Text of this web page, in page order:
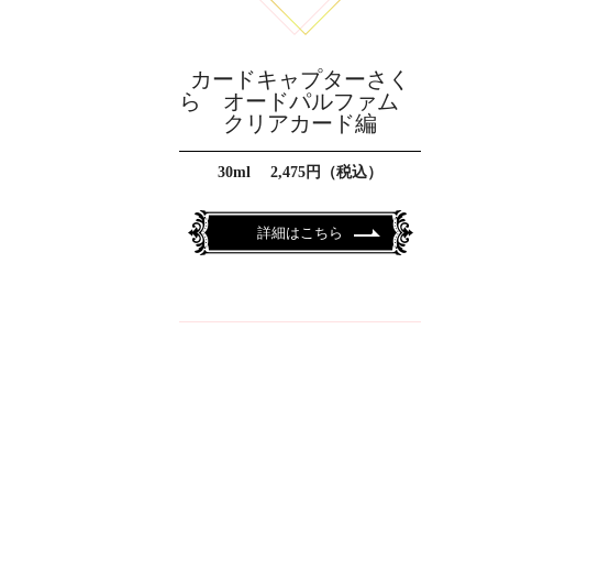
カードキャプターさく
ら オードパルファム
クリアカード編
30ml 2,475円（税込）
詳細はこちら